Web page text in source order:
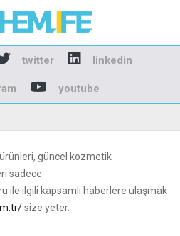
Basılı ve
twitter linkedin
youtube
güncel kozmetik
sadece
ile ilgili kapsamlı haberlere ulaşmak
size yeter.